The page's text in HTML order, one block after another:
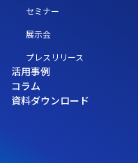
セミナー
展示会
プレスリリース
活用事例
コラム
資料ダウンロード